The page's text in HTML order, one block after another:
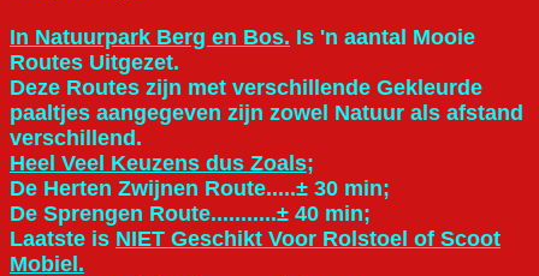
In Natuurpark Berg en Bos. Is 'n aantal Mooie
Routes Uitgezet.
Deze Routes zijn met verschillende Gekleurde
paaltjes aangegeven zijn zowel Natuur als afstand
verschillend.
Heel Veel Keuzens dus Zoals;
De Herten Zwijnen Route.....± 30 min;
De Sprengen Route...........± 40 min;
Laatste is NIET Geschikt Voor Rolstoel of Scoot
Mobiel.